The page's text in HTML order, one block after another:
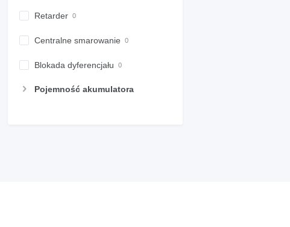
Retarder
Centralne smarowanie
Blokada dyferencjału
Pojemność akumulatora